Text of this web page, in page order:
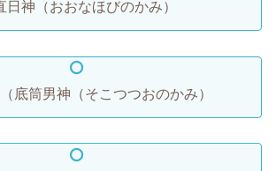
日神（おおなほびのかみ）
底筒男神（そこつつおのかみ）